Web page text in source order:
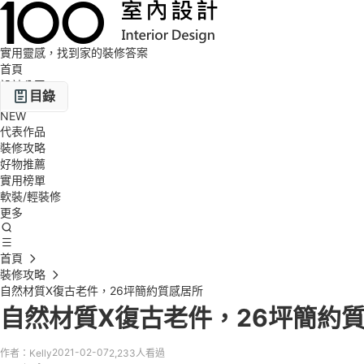
實用靈感，找到家的裝修答案
首頁
設計公司
設計圖庫
NEW
代表作品
裝修攻略
好物推薦
實用榜單
軟裝/輕裝修
更多
首頁
裝修攻略
自然材質X復古老件，26坪簡約質感居所
自然材質X復古老件，26坪簡約
作者：Kelly2021-02-072,233人看過
目錄
屋主想要…
玄關設計
客廳設計
廚房設計
主臥設計
衛浴設計
不為人知的設計細節